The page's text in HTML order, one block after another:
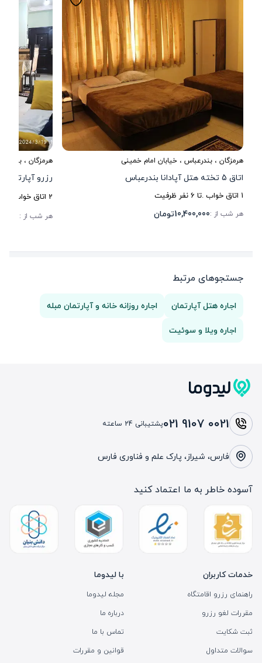
هرمزگان ، بندرعباس ، خیابان امام خمینی
اتاق 5 تخته هتل آپادانا بندرعباس
1 اتاق خواب .تا 6نفر ظرفیت
هر شب از :10,400,000تومان
هرمزگان ،
رزرو
2 اتاق خواب .
هر شب از :
جستجوهای مرتبط
اجاره هتل آپارتمان
اجاره روزانه خانه و آپارتمان مبله
اجاره ویلا و سوئیت
خدمات کاربران
راهنمای رزرو اقامتگاه
مقررات لغو رزرو
ثبت شکایت
سوالات متداول
با لیدوما
مجله لیدوما
درباره ما
تماس با ما
قوانین و مقررات
021 9107 0021پشتیبانی 24 ساعته
فارس، شیراز، پارک علم و فناوری فارس
آسوده خاطر به ما اعتماد کنید